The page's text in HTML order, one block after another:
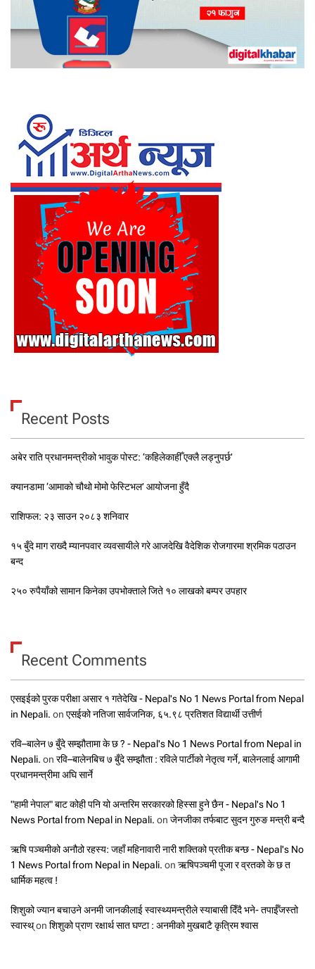
Recent Posts
अबेर राति प्रधानमन्त्रीको भावुक पोस्ट: ‘कहिलेकाहीँ एक्लै लड्नुपर्छ’
क्यानडामा ‘आमाको चौथो मोमो फेस्टिभल’ आयोजना हुँदै
राशिफल: २३ साउन २०८३ शनिवार
१५ बुँदे माग राख्दै म्यानपवार व्यवसायीले गरे आजदेखि वैदेशिक रोजगारमा श्रमिक पठाउन
बन्द
२५० रुपैयाँको सामान किनेका उपभोक्ताले जिते १० लाखको बम्पर उपहार
Recent Comments
एसइईको पुरक परीक्षा असार १ गतेदेखि - Nepal's No 1 News Portal from Nepal
in Nepali. on एसईको नतिजा सार्वजनिक, ६५.९८ प्रतिशत विद्यार्थी उत्तीर्ण
रवि–बालेन ७ बुँदे सम्झौतामा के छ ? - Nepal's No 1 News Portal from Nepal in
Nepali. on रवि–बालेनबिच ७ बुँदे सम्झौता : रविले पार्टीको नेतृत्व गर्ने, बालेनलाई आगामी
प्रधानमन्त्रीमा अघि सार्ने
"हामी नेपाल" बाट कोही पनि यो अन्तरिम सरकारको हिस्सा हुने छैन - Nepal's No 1
News Portal from Nepal in Nepali. on जेनजीका तर्फबाट सुदन गुरुङ मन्त्री बन्दै
ऋषि पञ्चमीको अनौठो रहस्य: जहाँ महिनावारी नारी शक्तिको प्रतीक बन्छ - Nepal's No
1 News Portal from Nepal in Nepali. on ऋषिपञ्चमी पूजा र व्रतको के छ त
धार्मिक महत्व !
शिशुको ज्यान बचाउने अनमी जानकीलाई स्वास्थ्यमन्त्रीले स्याबासी दिँदै भने- तपाईँजस्तो
स्वास्थ्on शिशुको प्राण रक्षार्थ सात घण्टा : अनमीको मुखबाटै कृत्रिम श्वास